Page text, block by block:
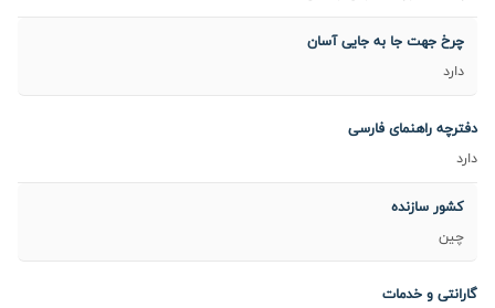
چرخ جهت جا به جایی آسان
دارد
دفترچه راهنمای فارسی
دارد
کشور سازنده
چین
گارانتی و خدمات